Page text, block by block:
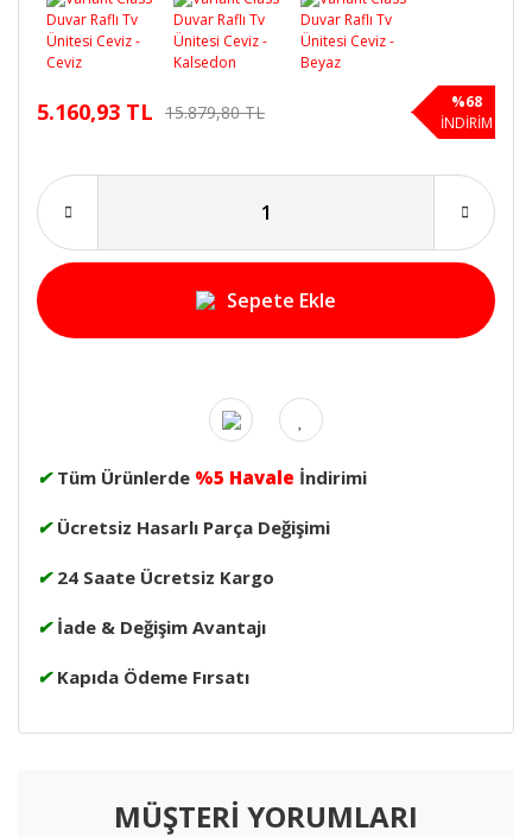
5.160,93 TL 15.879,80 TL
%68
İNDİRİM
Sepete Ekle
✔ Tüm Ürünlerde %5 Havale İndirimi
✔ Ücretsiz Hasarlı Parça Değişimi
✔ 24 Saate Ücretsiz Kargo
✔ İade & Değişim Avantajı
✔ Kapıda Ödeme Fırsatı
MÜŞTERİ YORUMLARI